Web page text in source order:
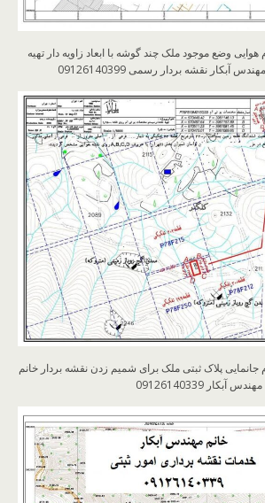
وضع موجود ملک چند گوشه با ابعاد زاویه دار تهیه
نقشه بردار رسمی 09126140399
پلاک ثبتی ملک برای شمیم زدن نقشه بردار خانم
مهندس آبکار 09126140339